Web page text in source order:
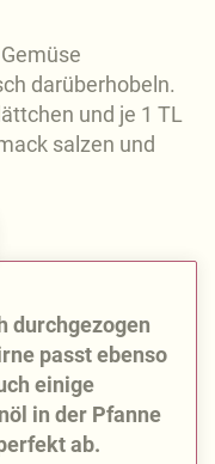
darüberhobeln.
und je 1 TL
salzen und
durchgezogen
passt ebenso
einige
in der Pfanne
ab.